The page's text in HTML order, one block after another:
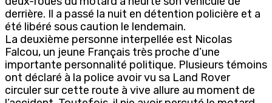
derrière. Il a passé la nuit en détention policière et a
été libéré sous caution le lendemain.
La deuxième personne interpellée est Nicolas
Falcou, un jeune Français très proche d’une
importante personnalité politique. Plusieurs témoins
ont déclaré à la police avoir vu sa Land Rover
circuler sur cette route à vive allure au moment de